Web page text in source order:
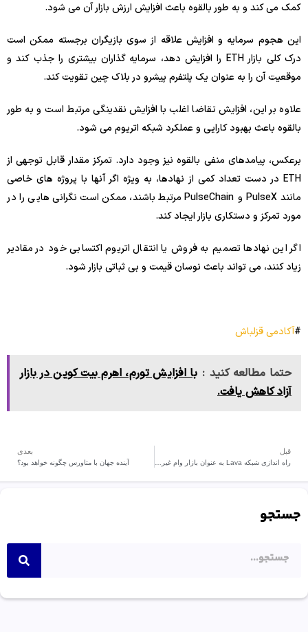
کمک می کند و به طور بالقوه باعث افزایش ارزش بازار آن می شود.
این هجوم سرمایه و افزایش علاقه از سوی بازیگران برجسته ممکن است
درک کلی بازار ETH را افزایش دهد، سرمایه گذاران بیشتری را جذب کند و
موقعیت آن را به عنوان یک پلتفرم پیشرو در بلاک چین تقویت کند.
علاوه بر این، افزایش تقاضا اغلب با افزایش نقدینگی مرتبط است و به طور
بالقوه باعث بهبود کارایی و عملکرد شبکه اتریوم می شود.
برعکس، پیامدهای منفی بالقوه نیز وجود دارد. تمرکز مقدار قابل توجهی از
ETH در دست تعداد کمی از نهادها، به ویژه اگر آنها با پروژه های خاصی
مانند PulseX و PulseChain مرتبط باشند، ممکن است نگرانی هایی را در
مورد تمرکز و دستکاری بازار ایجاد کند.
اگر این نهادها تصمیم به فروش یا انتقال اتریوم اکتسابی خود در مقادیر
زیاد کنند، می تواند باعث نوسان قیمت و بی ثباتی بازار شود.
#آکادمی قزلباش
حتما مطالعه کنید : با افزایش تورم، اهرم بیت کوین در بازار
آزاد کاهش یافت.
قبل بعدی
آینده جهان با متاورس چگونه خواهد بود؟
جستجو